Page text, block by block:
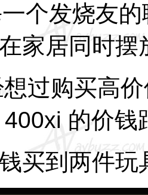
个发烧友
家居同时
想过购买高
的价钱
买到两件